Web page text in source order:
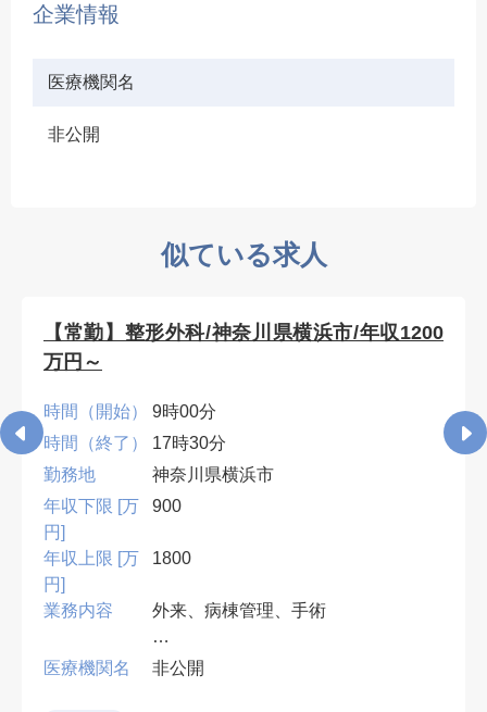
企業情報
医療機関名
非公開
似ている求人
【常勤】整形外科/神奈川県横浜市/年収1200
万円～
時間（開始）
9時00分
時間（終了）
17時30分
勤務地
神奈川県横浜市
年収下限 [万
円]
900
年収上限 [万
円]
1800
業務内容 外来、病棟管理、手術
•専門医必須。外傷・人工関節を中
医療機関名 非公開